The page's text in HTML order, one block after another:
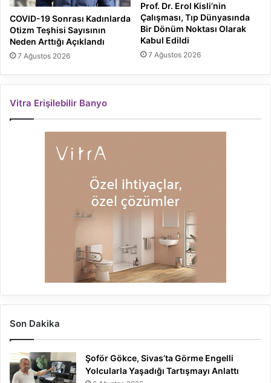
COVID-19 Sonrası Kadınlarda
Otizm Teşhisi Sayısının
Neden Arttığı Açıklandı
7 Ağustos 2026
Prof. Dr. Erol Kisli’nin
Çalışması, Tıp Dünyasında
Bir Dönüm Noktası Olarak
Kabul Edildi
7 Ağustos 2026
Vitra Erişilebilir Banyo
Son Dakika
Şoför Gökce, Sivas’ta Görme Engelli
Yolcularla Yaşadığı Tartışmayı Anlattı